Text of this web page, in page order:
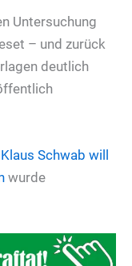
Untersuchung
– und zurück
deutlich
Klaus Schwab will
wurde